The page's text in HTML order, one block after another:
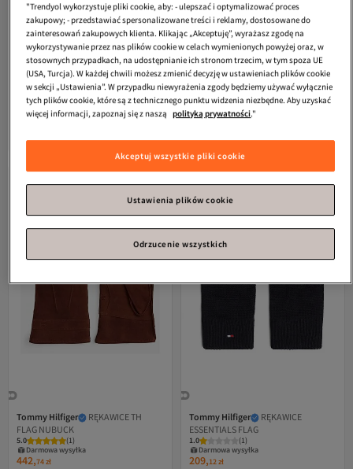
Tommy Hilfiger
RĘKAWICE TH RWB
MATERIAL MIX
442,74zł
Tommy Hilfiger
RĘKAWICE TH RWB
MATERIAL MIX
442,74zł
Tommy Hilfiger
RĘKAWICE TH
FLAG NUBUCK
5.0 (1)
Darmowa wysyłka
442,74zł
Tommy Hilfiger
RĘKAWICE
ESSENTIALS FLAG
1.0 (1)
Darmowa wysyłka
209,12zł
"Trendyol wykorzystuje pliki cookie, aby: - ulepszać i optymalizować proces
zakupowy; - przedstawiać spersonalizowane treści i reklamy, dostosowane do
zainteresowań zakupowych klienta. Klikając „Akceptuję”, wyrażasz zgodę na
wykorzystywanie przez nas plików cookie w celach wymienionych powyżej oraz, w
stosownych przypadkach, na udostępnianie ich stronom trzecim, w tym spoza UE
(USA, Turcja). W każdej chwili możesz zmienić decyzję w ustawieniach plików cookie
w sekcji „Ustawienia”. W przypadku niewyrażenia zgody będziemy używać wyłącznie
tych plików cookie, które są z technicznego punktu widzenia niezbędne. Aby uzyskać
więcej informacji, zapoznaj się z naszą
polityką prywatności."
Akceptuj wszystkie pliki cookie
Ustawienia plików cookie
Odrzucenie wszystkich